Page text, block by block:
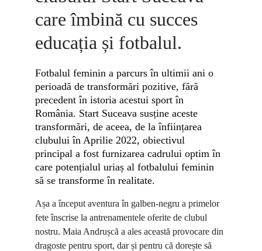
care îmbină cu succes
educația și fotbalul.
Fotbalul feminin a parcurs în ultimii ani o
perioadă de transformări pozitive, fără
precedent în istoria acestui sport în
România. Start Suceava susține aceste
transformări, de aceea, de la înființarea
clubului în Aprilie 2022, obiectivul
principal a fost furnizarea cadrului optim în
care potențialul uriaș al fotbalului feminin
să se transforme în realitate.
Așa a început aventura în galben-negru a primelor
fete înscrise la antrenamentele oferite de clubul
nostru. Maia Andrușcă a ales această provocare din
dragoste pentru sport, dar și pentru că dorește să